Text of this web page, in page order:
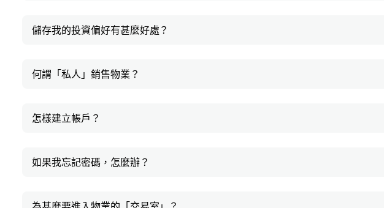
儲存我的投資偏好有甚麼好處？
何謂「私人」銷售物業？
怎樣建立帳戶？
如果我忘記密碼，怎麼辦？